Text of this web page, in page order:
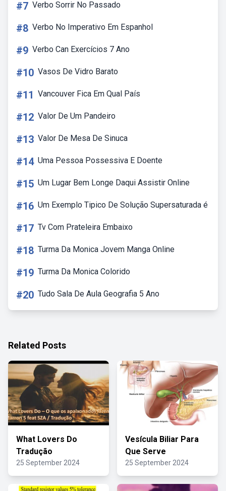
#7 Verbo Sorrir No Passado
#8 Verbo No Imperativo Em Espanhol
#9 Verbo Can Exercícios 7 Ano
#10 Vasos De Vidro Barato
#11 Vancouver Fica Em Qual País
#12 Valor De Um Pandeiro
#13 Valor De Mesa De Sinuca
#14 Uma Pessoa Possessiva E Doente
#15 Um Lugar Bem Longe Daqui Assistir Online
#16 Um Exemplo Tipico De Solução Supersaturada é
#17 Tv Com Prateleira Embaixo
#18 Turma Da Monica Jovem Manga Online
#19 Turma Da Monica Colorido
#20 Tudo Sala De Aula Geografia 5 Ano
Related Posts
What Lovers Do
Tradução
25 September 2024
Vesícula Biliar Para
Que Serve
25 September 2024